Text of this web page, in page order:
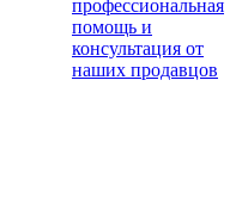
профессиональная
помощь и
консультация от
наших продавцов